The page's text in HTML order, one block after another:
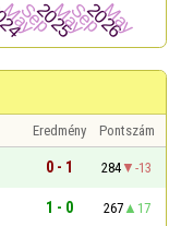
Eredmény
Pontszám
0 - 1 284
-13
1 - 0 267
17